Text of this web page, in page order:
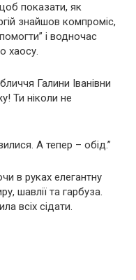
показати, як
знайшов компроміс,
і водночас
хаосу.
Галини Іванівни
Ти ніколи не
А тепер – обід.”
в руках елегантну
шавлії та гарбуза.
всіх сідати.